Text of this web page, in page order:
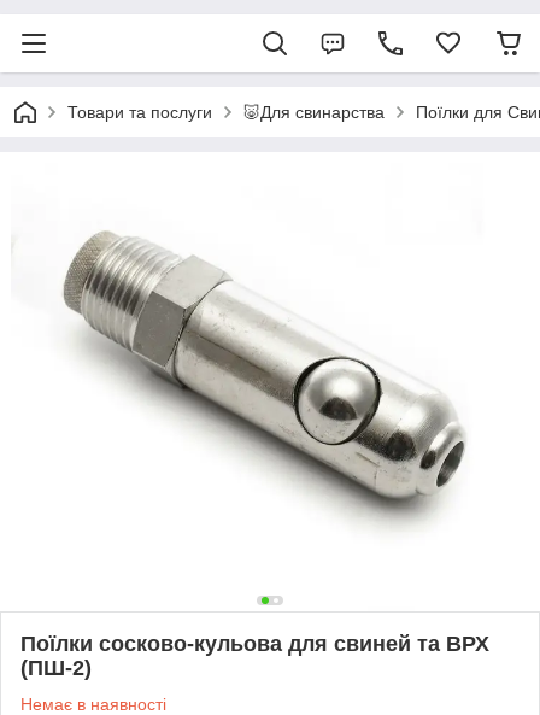
Товари та послуги 🐷Для свинарства Поїлки для
Поїлки сосково-кульова для свиней та ВРХ
(ПШ-2)
Немає в наявності